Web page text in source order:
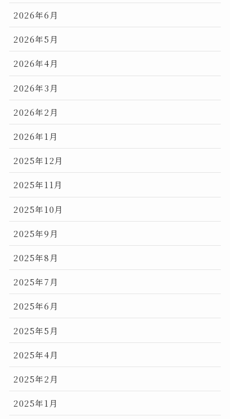
2026年6月
2026年5月
2026年4月
2026年3月
2026年2月
2026年1月
2025年12月
2025年11月
2025年10月
2025年9月
2025年8月
2025年7月
2025年6月
2025年5月
2025年4月
2025年2月
2025年1月